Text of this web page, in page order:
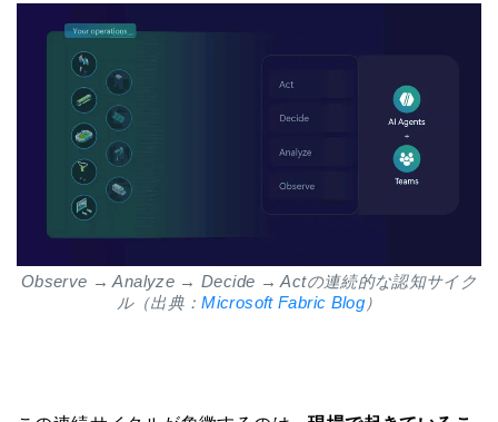
Observe → Analyze → Decide → Actの連続的な認知サイク
ル（出典：Microsoft Fabric Blog ）